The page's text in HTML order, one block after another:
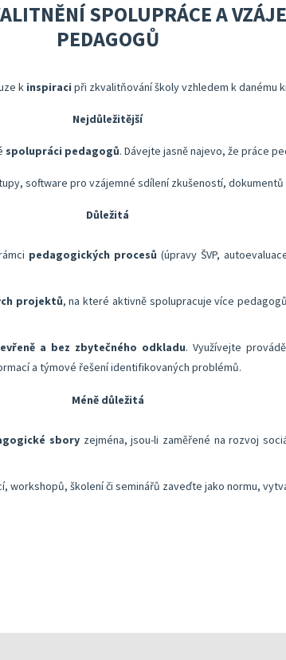
školy
absolventky učitelství
hodnocení
zdraví a wellbeingu žáků
pohled na kvalitu
podle kritérií
– podpora pohybových aktivit školy
Ukazatele možností rozvoje školy
Znění kritérií hodnocení
KOMPAS s
SPOLUPRÁCE A
PEDAGOGŮ
k inspiraci při zkvalitňování školy vzhledem k danému
Nejdůležitější
spolupráci pedagogů. Dávejte jasně najevo, že práce
software pro vzájemné sdílení zkušeností, dokumentů
Důležitá
pedagogických procesů (úpravy ŠVP,
projektů, na které aktivně spolupracuje více
a bez zbytečného odkladu. Využívejte
a týmové řešení identifikovaných problémů.
Méně důležitá
sboryzejména, jsou-li zaměřené na rozvoj
workshopů, školení či seminářů zaveďte jako normu,